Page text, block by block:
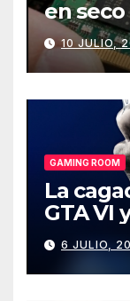
en
de PCs
10 JULIO,
GAMING ROOM
La
GTA VI
6 JULIO,